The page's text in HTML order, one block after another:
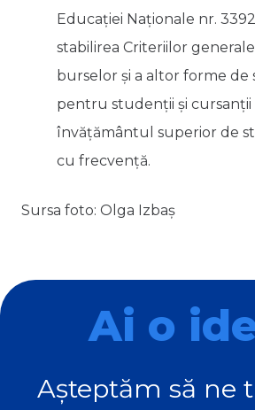
Educației Naționale nr.
stabilirea Criteriilor
burselor şi a altor forme de
pentru studenţii şi cursanţii
învăţământul superior de
cu frecvenţă.
Sursa foto: Olga Izbaș
Ai o
Așteptăm să ne